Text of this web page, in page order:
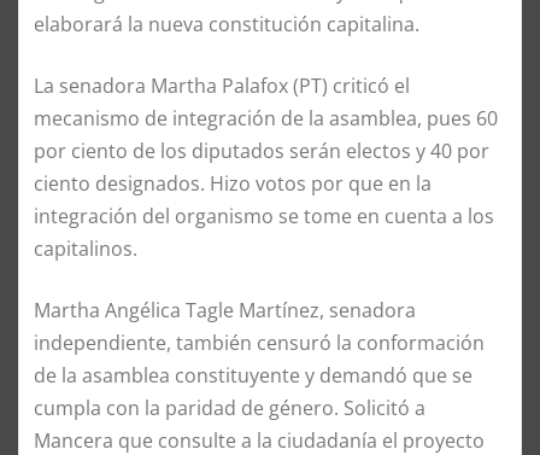
elaborará la nueva constitución capitalina.
La senadora Martha Palafox (PT) criticó el
mecanismo de integración de la asamblea, pues 60
por ciento de los diputados serán electos y 40 por
ciento designados. Hizo votos por que en la
integración del organismo se tome en cuenta a los
capitalinos.
Martha Angélica Tagle Martínez, senadora
independiente, también censuró la conformación
de la asamblea constituyente y demandó que se
cumpla con la paridad de género. Solicitó a
Mancera que consulte a la ciudadanía el proyecto